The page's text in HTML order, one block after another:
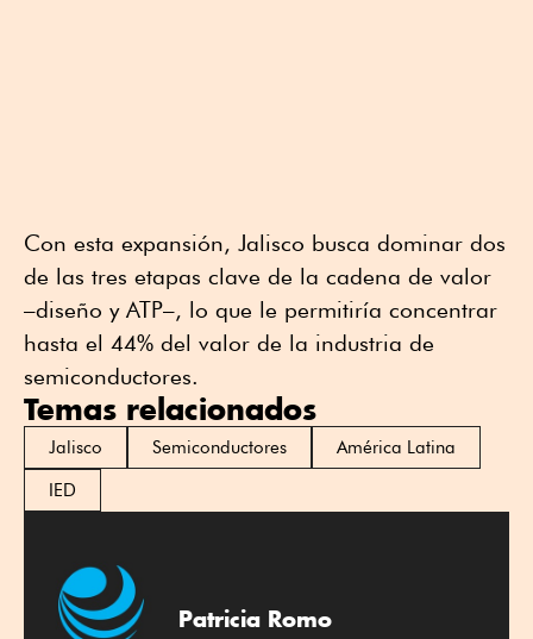
Con esta expansión, Jalisco busca dominar dos
de las tres etapas clave de la cadena de valor
–diseño y ATP–, lo que le permitiría concentrar
hasta el 44% del valor de la industria de
semiconductores.
Temas relacionados
Jalisco Semiconductores
América Latina
IED
Patricia Romo